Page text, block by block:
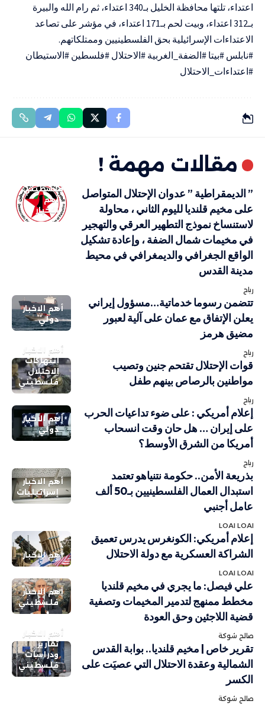
اعتداء، تلتها محافظة الخليل بـ340 اعتداء، ثم رام الله والبيرة
بـ312 اعتداء، وبيت لحم بـ171 اعتداء، في مؤشر على تصاعد
الاعتداءات الإسرائيلية بحق الفلسطينيين وممتلكاتهم.
#نابلس #بيتا #الضفة_الغربية #الاحتلال #فلسطين #الاستيطان
#اعتداءات_الاحتلال
مقالات مهمة !
فلسطيني
أهم
الاخبار
” الديمقراطية ” عدوان الإحتلال المتواصل
على مخيم قلنديا لليوم الثاني ، محاولة
لاستنساخ نموذج التطهير العرقي والتهجير
في مخيمات شمال الضفة ، وإعادة تشكيل
الواقع الجغرافي والديمغرافي في محيط
مدينة القدس
رباح
أهم الاخبار
دولي
تتضمن رسوما خدماتية…مسؤول إيراني
يعلن الإتفاق مع عمان على آلية لعبور
مضيق هرمز
رباح
أهم الاخبار
انتهاكات
الاحتلال
فلسطيني
قوات الإحتلال تقتحم جنين وتصيب
مواطنين بالرصاص بينهم طفل
رباح
أهم الاخبار
دولي
إعلام أمريكي : على ضوء تداعيات الحرب
على إيران … هل حان وقت انسحاب
أمريكا من الشرق الأوسط؟
رباح
أهم الاخبار
إسرائيليات
بذريعة الأمن.. حكومة نتنياهو تعتمد
استبدال العمال الفلسطينيين بـ50 ألف
عامل أجنبي
LOAI LOAI
أهم الاخبار
إعلام أمريكي: الكونغرس يدرس تعميق
الشراكة العسكرية مع دولة الاحتلال
LOAI LOAI
أهم الاخبار
فلسطيني
علي فيصل: ما يجري في مخيم قلنديا
مخطط ممنهج لتدمير المخيمات وتصفية
قضية اللاجئين وحق العودة
صالح شوكة
أهم الاخبار
تقارير
ودراسات
فلسطيني
تقرير خاص | مخيم قلنديا.. بوابة القدس
الشمالية وعقدة الاحتلال التي عصيَت على
الكسر
صالح شوكة